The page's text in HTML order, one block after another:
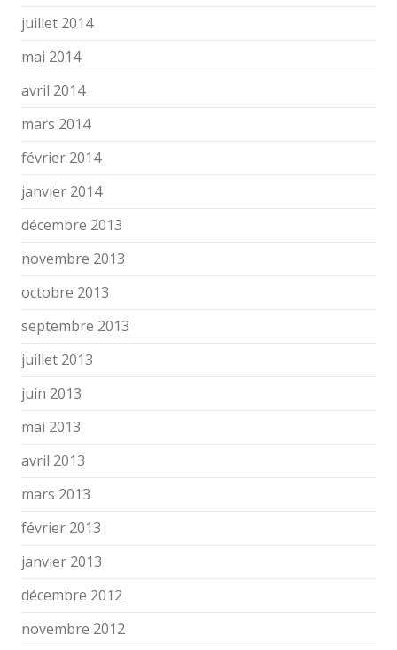
juillet 2014
mai 2014
avril 2014
mars 2014
février 2014
janvier 2014
décembre 2013
novembre 2013
octobre 2013
septembre 2013
juillet 2013
juin 2013
mai 2013
avril 2013
mars 2013
février 2013
janvier 2013
décembre 2012
novembre 2012